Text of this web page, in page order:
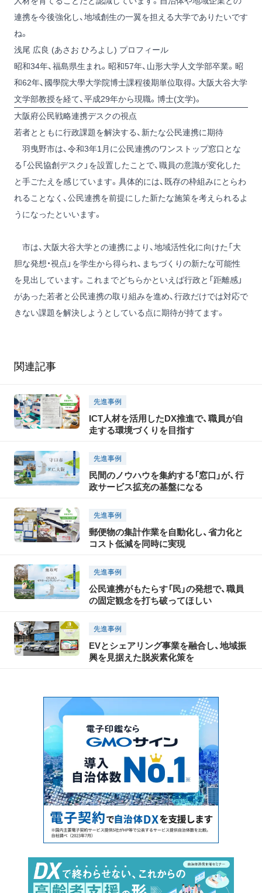
連携を今後強化し、地域創生の一翼を担える大学でありたいです
ね。
浅尾 広良 (あさお ひろよし) プロフィール
昭和34年、福島県生まれ。昭和57年、山形大学人文学部卒業。昭
和62年、國學院大學大学院博士課程後期単位取得。大阪大谷大学
文学部教授を経て、平成29年から現職。博士(文学)。
大阪府公民戦略連携デスクの視点
若者とともに行政課題を解決する、新たな公民連携に期待
羽曳野市は、令和3年1月に公民連携のワンストップ窓口とな
る「公民協創デスク」を設置したことで、職員の意識が変化した
と手ごたえを感じています。具体的には、既存の枠組みにとらわ
れることなく、公民連携を前提にした新たな施策を考えられるよ
うになったといいます。
市は、大阪大谷大学との連携により、地域活性化に向けた「大
胆な発想・視点」を学生から得られ、まちづくりの新たな可能性
を見出しています。これまでどちらかといえば行政と「距離感」
があった若者と公民連携の取り組みを進め、行政だけでは対応で
きない課題を解決しようとしている点に期待が持てます。
関連記事
先進事例
ICT人材を活用したDX推進で、職員が自
走する環境づくりを目指す
先進事例
民間のノウハウを集約する「窓口」が、行
政サービス拡充の基盤になる
先進事例
郵便物の集計作業を自動化し、省力化と
コスト低減を同時に実現
先進事例
公民連携がもたらす「民」の発想で、職員
の固定観念を打ち破ってほしい
先進事例
EVとシェアリング事業を融合し、地域振
興を見据えた脱炭素化策を